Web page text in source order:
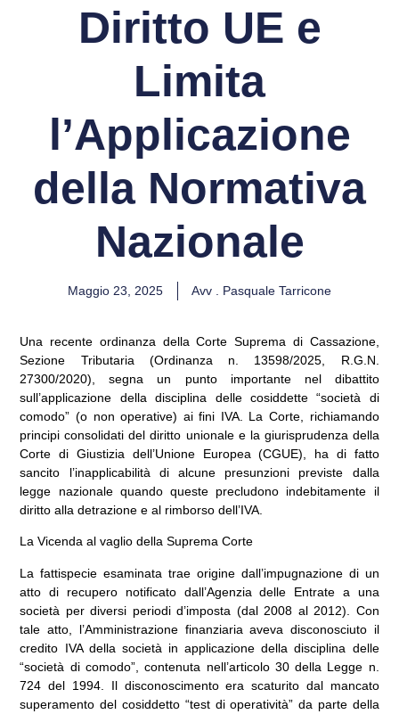
Diritto UE e
Limita
l’Applicazione
della Normativa
Nazionale
Maggio 23, 2025 Avv . Pasquale Tarricone
Una recente ordinanza della Corte Suprema di Cassazione,
Sezione Tributaria (Ordinanza n. 13598/2025, R.G.N.
27300/2020), segna un punto importante nel dibattito
sull’applicazione della disciplina delle cosiddette “società di
comodo” (o non operative) ai fini IVA. La Corte, richiamando
principi consolidati del diritto unionale e la giurisprudenza della
Corte di Giustizia dell’Unione Europea (CGUE), ha di fatto
sancito l’inapplicabilità di alcune presunzioni previste dalla
legge nazionale quando queste precludono indebitamente il
diritto alla detrazione e al rimborso dell’IVA.
La Vicenda al vaglio della Suprema Corte
La fattispecie esaminata trae origine dall’impugnazione di un
atto di recupero notificato dall’Agenzia delle Entrate a una
società per diversi periodi d’imposta (dal 2008 al 2012). Con
tale atto, l’Amministrazione finanziaria aveva disconosciuto il
credito IVA della società in applicazione della disciplina delle
“società di comodo”, contenuta nell’articolo 30 della Legge n.
724 del 1994. Il disconoscimento era scaturito dal mancato
superamento del cosiddetto “test di operatività” da parte della